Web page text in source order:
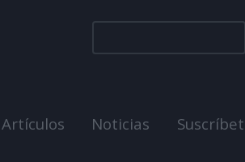
Artículos Noticias